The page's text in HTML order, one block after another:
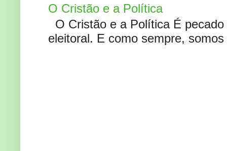
O Cristão e a Política
O Cristão e a Política É
eleitoral. E como sempre,